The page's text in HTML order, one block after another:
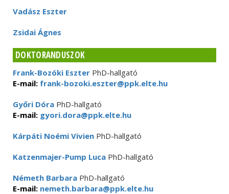
Vadász Eszter
Zsidai Ágnes
DOKTORANDUSZOK
Frank-Bozóki Eszter PhD-hallgató
E-mail: frank-bozoki.eszter@ppk.elte.hu
Győri Dóra PhD-hallgató
E-mail: gyori.dora@ppk.elte.hu
Kárpáti Noémi Vivien PhD-hallgató
Katzenmajer-Pump Luca PhD-hallgató
Németh Barbara PhD-hallgató
E-mail: nemeth.barbara@ppk.elte.hu